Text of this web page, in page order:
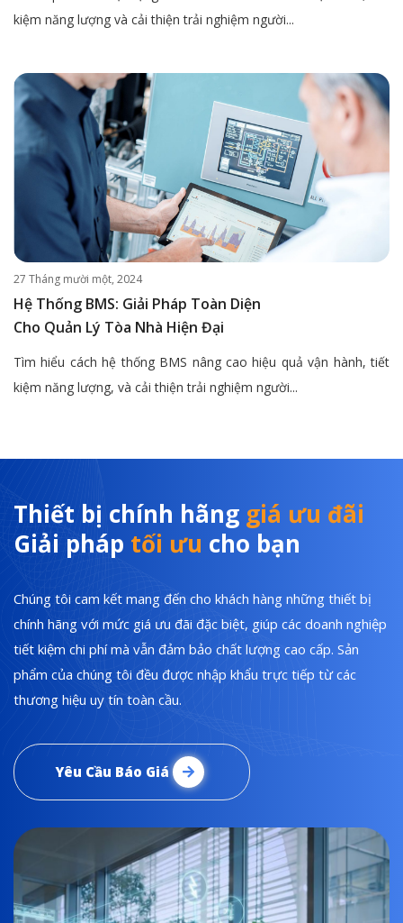
kiệm năng lượng và cải thiện trải nghiệm người...
27 Tháng mười một, 2024
Hệ Thống BMS: Giải Pháp Toàn Diện
Cho Quản Lý Tòa Nhà Hiện Đại
Tìm hiểu cách hệ thống BMS nâng cao hiệu quả vận hành, tiết
kiệm năng lượng, và cải thiện trải nghiệm người...
Thiết bị chính hãng giá ưu đãi
Giải pháp tối ưu cho bạn
Chúng tôi cam kết mang đến cho khách hàng những thiết bị
chính hãng với mức giá ưu đãi đặc biệt, giúp các doanh nghiệp
tiết kiệm chi phí mà vẫn đảm bảo chất lượng cao cấp. Sản
phẩm của chúng tôi đều được nhập khẩu trực tiếp từ các
thương hiệu uy tín toàn cầu.
Yêu Cầu Báo Giá